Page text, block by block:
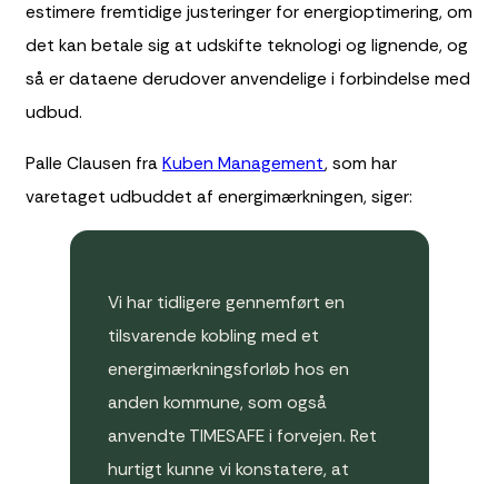
estimere fremtidige justeringer for energioptimering, om
det kan betale sig at udskifte teknologi og lignende, og
så er dataene derudover anvendelige i forbindelse med
udbud.
Palle Clausen fra Kuben Management, som har
varetaget udbuddet af energimærkningen, siger:
Vi har tidligere gennemført en
tilsvarende kobling med et
energimærkningsforløb hos en
anden kommune, som også
anvendte TIMESAFE i forvejen. Ret
hurtigt kunne vi konstatere, at